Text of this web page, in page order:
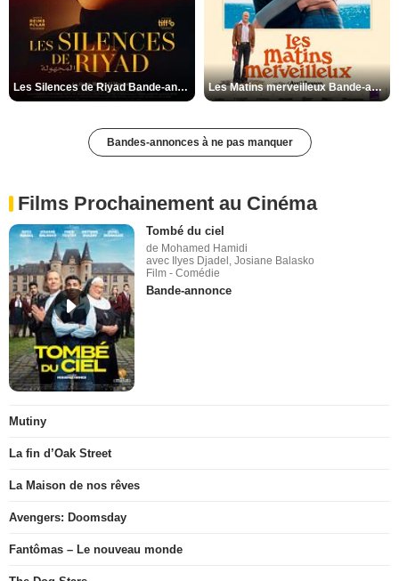
Les Silences de Riyad Bande-annonce VO STFR Les Matins merveilleux Bande-annonce VF
Bandes-annonces à ne pas manquer
Films Prochainement au Cinéma
Tombé du ciel
de Mohamed Hamidi
avec Ilyes Djadel, Josiane Balasko
Film - Comédie
Bande-annonce
Mutiny
La fin d’Oak Street
La Maison de nos rêves
Avengers: Doomsday
Fantômas – Le nouveau monde